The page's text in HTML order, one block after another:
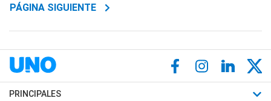
PÁGINA SIGUIENTE
PRINCIPALES